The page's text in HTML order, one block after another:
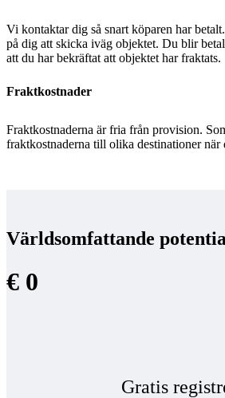
Vi kontaktar dig så snart köparen har
på dig att skicka iväg objektet. Du blir
att du har bekräftat att objektet har fraktats.
Fraktkostnader
Fraktkostnaderna är fria från provision.
fraktkostnaderna till olika destinationer när
Världsomfattande
€ 0
Gratis